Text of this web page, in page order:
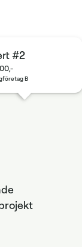
#2
B